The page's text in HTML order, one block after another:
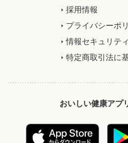
採用情報
プライバシーポ
情報セキュリテ
特定商取引法に
おいしい健康アプ